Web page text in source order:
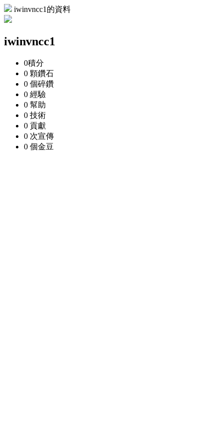
iwinvncc1的資料
iwinvncc1
0積分
0 顆鑽石
0 個碎鑽
0 經驗
0 幫助
0 技術
0 貢獻
0 次宣傳
0 個金豆